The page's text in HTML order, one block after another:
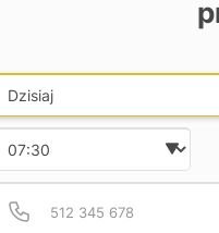
z biura CARTER
Taorminy. Na pewno
się w hotelach
informacje: